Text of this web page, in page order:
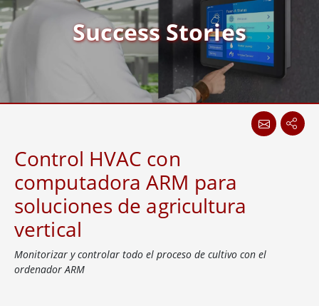
Success Stories
Control HVAC con
computadora ARM para
soluciones de agricultura
vertical
Monitorizar y controlar todo el proceso de cultivo con el
ordenador ARM